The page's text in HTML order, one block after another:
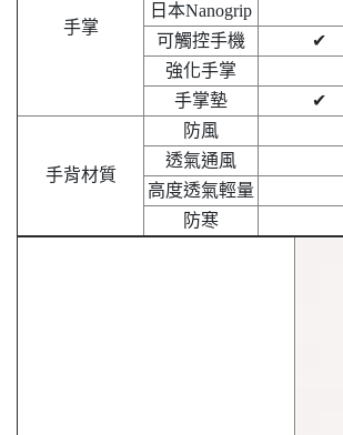
手掌
日本Nanogrip
可觸控手機
✔︎
強化手掌
手掌墊
✔︎
手背材質
防風
透氣通風
高度透氣輕量
防寒